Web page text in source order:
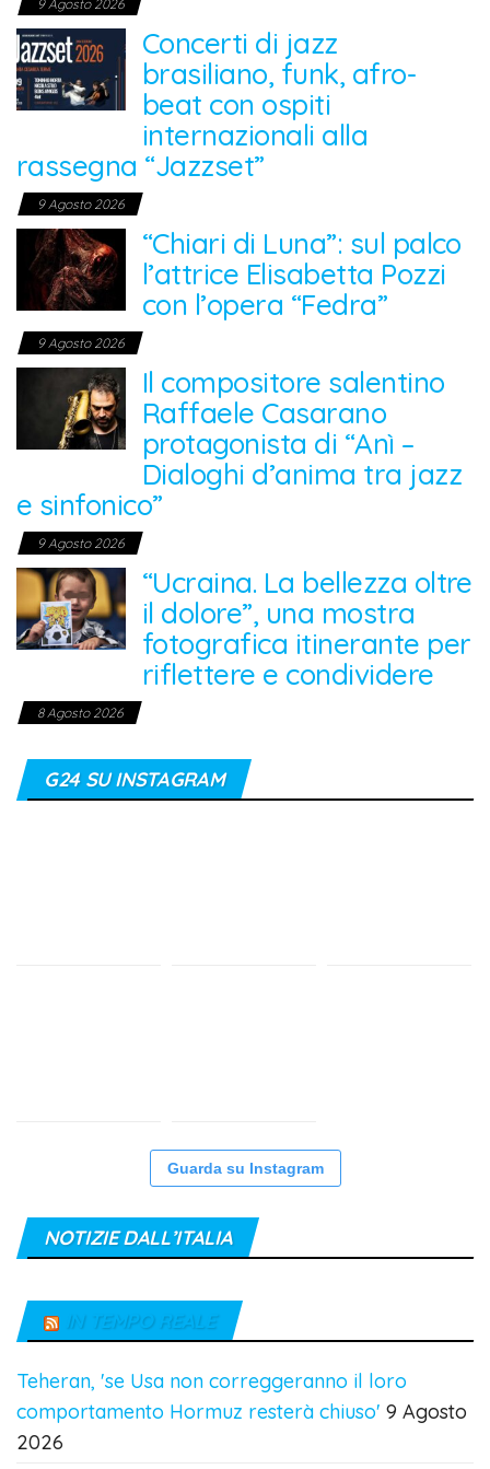
9 Agosto 2026
Concerti di jazz
brasiliano, funk, afro-
beat con ospiti
internazionali alla
rassegna “Jazzset”
9 Agosto 2026
“Chiari di Luna”: sul palco
l’attrice Elisabetta Pozzi
con l’opera “Fedra”
9 Agosto 2026
Il compositore salentino
Raffaele Casarano
protagonista di “Anì –
Dialoghi d’anima tra jazz
e sinfonico”
9 Agosto 2026
“Ucraina. La bellezza oltre
il dolore”, una mostra
fotografica itinerante per
riflettere e condividere
8 Agosto 2026
G24 SU INSTAGRAM
Guarda su Instagram
NOTIZIE DALL’ITALIA
IN TEMPO REALE
Teheran, 'se Usa non correggeranno il loro
comportamento Hormuz resterà chiuso' 9 Agosto
2026